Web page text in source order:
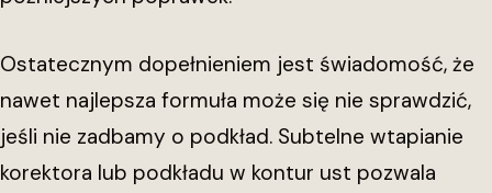
Ostatecznym dopełnieniem jest świadomość, że
nawet najlepsza formuła może się nie sprawdzić,
jeśli nie zadbamy o podkład. Subtelne wtapianie
korektora lub podkładu w kontur ust pozwala